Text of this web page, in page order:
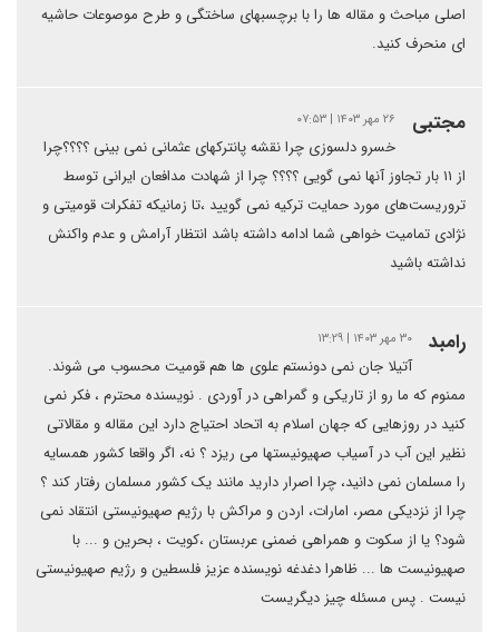
اصلی مباحث و مقاله ها را با برچسبهای ساختگی و طرح موصوعات حاشیه
ای منحرف کنید.
مجتبی ۲۶ مهر ۱۴۰۳ | ۰۷:۵۳
خسرو دلسوزی چرا نقشه پانترکهای عثمانی نمی بینی ؟؟؟؟چرا
از ۱۱ بار تجاوز آنها نمی گویی ؟؟؟؟ چرا از شهادت مدافعان ایرانی توسط
تروریست‌های مورد حمایت ترکیه نمی گویید ،تا زمانیکه تفکرات قومیتی و
نژادی تمامیت خواهی شما ادامه داشته باشد انتظار آرامش و عدم واکنش
نداشته باشید
رامبد ۳۰ مهر ۱۴۰۳ | ۱۳:۲۹
آتیلا جان نمی دونستم علوی ها هم قومیت محسوب می شوند.
ممنوم که ما رو از تاریکی و گمراهی در آوردی . نویسنده محترم ، فکر نمی
کنید در روزهایی که جهان اسلام به اتحاد احتیاج دارد این مقاله و مقالاتی
نظیر این آب در آسیاب صهیونیستها می ریزد ؟ نه، اگر واقعا کشور همسایه
را مسلمان نمی دانید، چرا اصرار دارید مانند یک کشور مسلمان رفتار کند ؟
چرا از نزدیکی مصر، امارات، اردن و مراکش با رژیم صهیونیستی انتقاد نمی
شود؟ یا از سکوت و همراهی ضمنی عربستان ،کویت ، بحرین و ... با
صهیونیست ها ... ظاهرا دغدغه نویسنده عزیز فلسطین و رژیم صهیونیستی
نیست . پس مسئله چیز دیگریست